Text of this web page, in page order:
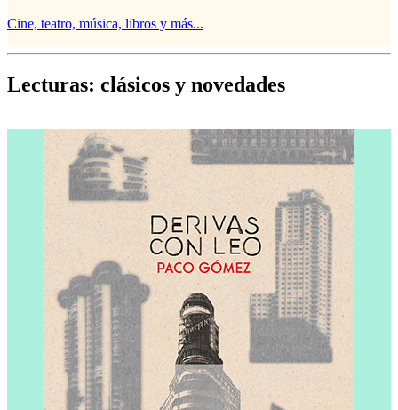
Cine, teatro, música, libros y más...
Lecturas: clásicos y novedades